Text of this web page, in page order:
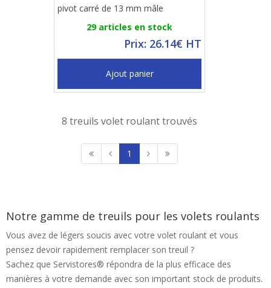
pivot carré de 13 mm mâle
29 articles en stock
Prix: 26.14€ HT
Ajout panier
8 treuils volet roulant trouvés
1
Notre gamme de treuils pour les volets roulants
Vous avez de légers soucis avec votre volet roulant et vous
pensez devoir rapidement remplacer son treuil ?
Sachez que Servistores® répondra de la plus efficace des
manières à votre demande avec son important stock de produits.